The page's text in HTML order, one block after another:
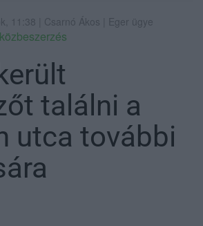
11:38 | Csarnó Ákos | Eger ügye
közbeszerzés
találni a
utca további